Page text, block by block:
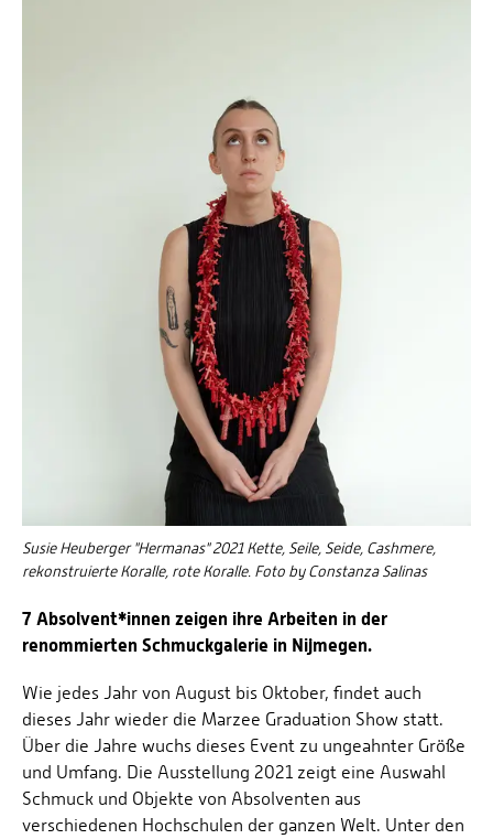
Susie Heuberger "Hermanas" 2021 Kette, Seile, Seide, Cashmere,
rekonstruierte Koralle, rote Koralle. Foto by Constanza Salinas
7 Absolvent*innen zeigen ihre Arbeiten in der
renommierten Schmuckgalerie in Nijmegen.
Wie jedes Jahr von August bis Oktober, findet auch
dieses Jahr wieder die Marzee Graduation Show statt.
Über die Jahre wuchs dieses Event zu ungeahnter Größe
und Umfang. Die Ausstellung 2021 zeigt eine Auswahl
Schmuck und Objekte von Absolventen aus
verschiedenen Hochschulen der ganzen Welt. Unter den